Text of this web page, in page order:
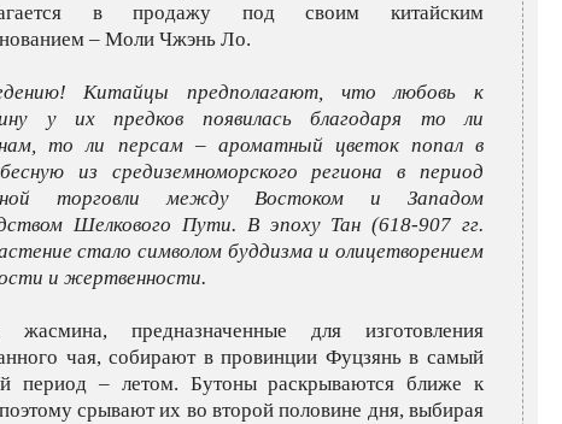
в продажу под своим китайским
– Моли Чжэнь Ло.
Китайцы предполагают, что любовь к
у их предков появилась благодаря то ли
то ли персам – ароматный цветок попал в
из средиземноморского региона в период
торговли между Востоком и Западом
Шелкового Пути. В эпоху Тан (618-907 гг.
стало символом буддизма и олицетворением
и жертвенности.
жасмина, предназначенные для изготовления
чая, собирают в провинции Фуцзянь в самый
период – летом. Бутоны раскрываются ближе к
срывают их во второй половине дня, выбирая